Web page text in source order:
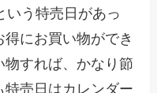
いう特売日があっ
にお買い物ができ
すれば、かなり節
売日はカレンダー